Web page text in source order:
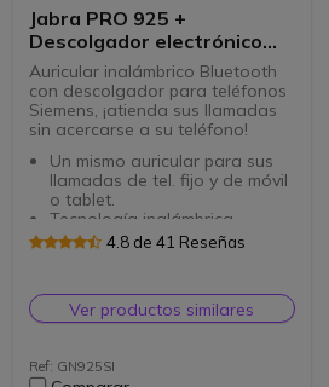
Jabra PRO 925 +
Descolgador electrónico
para tel. Siemens
Auricular inalámbrico Bluetooth
con descolgador para teléfonos
Siemens, ¡atienda sus llamadas
sin acercarse a su teléfono!
Un mismo auricular para sus
llamadas de tel. fijo y de móvil
o tablet.
Tecnología inalámbrica
Bluetooth Class 1 para
conversación.
Sujeción cómoda de tipo
simplificar el emparejamiento
4.8 de 41 Reseñas
Ver productos similares
Ref: GN925SI